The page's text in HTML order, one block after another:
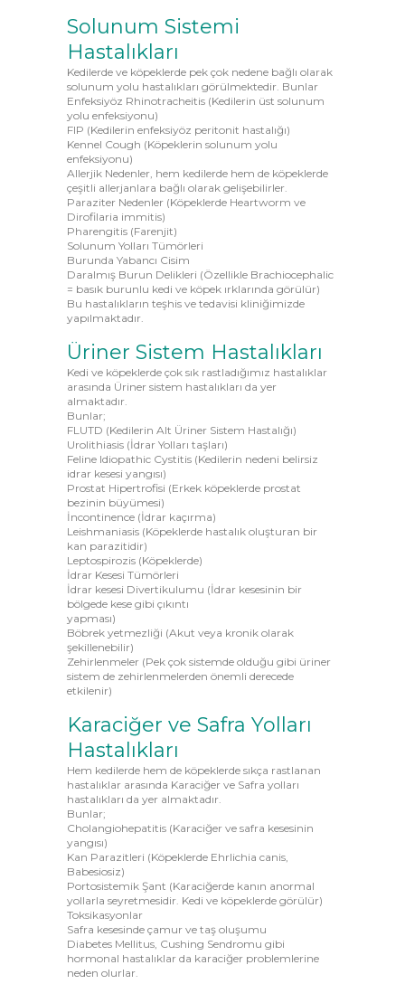
Solunum Sistemi
Hastalıkları
Kedilerde ve köpeklerde pek çok nedene bağlı olarak
solunum yolu hastalıkları görülmektedir. Bunlar
Enfeksiyöz Rhinotracheitis (Kedilerin üst solunum
yolu enfeksiyonu)
FIP (Kedilerin enfeksiyöz peritonit hastalığı)
Kennel Cough (Köpeklerin solunum yolu
enfeksiyonu)
Allerjik Nedenler, hem kedilerde hem de köpeklerde
çeşitli allerjanlara bağlı olarak gelişebilirler.
Paraziter Nedenler (Köpeklerde Heartworm ve
Dirofilaria immitis)
Pharengitis (Farenjit)
Solunum Yolları Tümörleri
Burunda Yabancı Cisim
Daralmış Burun Delikleri (Özellikle Brachiocephalic
= basık burunlu kedi ve köpek ırklarında görülür)
Bu hastalıkların teşhis ve tedavisi kliniğimizde
yapılmaktadır.
Üriner Sistem Hastalıkları
Kedi ve köpeklerde çok sık rastladığımız hastalıklar
arasında Üriner sistem hastalıkları da yer
almaktadır.
Bunlar;
FLUTD (Kedilerin Alt Üriner Sistem Hastalığı)
Urolithiasis (İdrar Yolları taşları)
Feline Idiopathic Cystitis (Kedilerin nedeni belirsiz
idrar kesesi yangısı)
Prostat Hipertrofisi (Erkek köpeklerde prostat
bezinin büyümesi)
İncontinence (İdrar kaçırma)
Leishmaniasis (Köpeklerde hastalık oluşturan bir
kan parazitidir)
Leptospirozis (Köpeklerde)
İdrar Kesesi Tümörleri
İdrar kesesi Divertikulumu (İdrar kesesinin bir
bölgede kese gibi çıkıntı
yapması)
Böbrek yetmezliği (Akut veya kronik olarak
şekillenebilir)
Zehirlenmeler (Pek çok sistemde olduğu gibi üriner
sistem de zehirlenmelerden önemli derecede
etkilenir)
Karaciğer ve Safra Yolları
Hastalıkları
Hem kedilerde hem de köpeklerde sıkça rastlanan
hastalıklar arasında Karaciğer ve Safra yolları
hastalıkları da yer almaktadır.
Bunlar;
Cholangiohepatitis (Karaciğer ve safra kesesinin
yangısı)
Kan Parazitleri (Köpeklerde Ehrlichia canis,
Babesiosiz)
Portosistemik Şant (Karaciğerde kanın anormal
yollarla seyretmesidir. Kedi ve köpeklerde görülür)
Toksikasyonlar
Safra kesesinde çamur ve taş oluşumu
Diabetes Mellitus, Cushing Sendromu gibi
hormonal hastalıklar da karaciğer problemlerine
neden olurlar.